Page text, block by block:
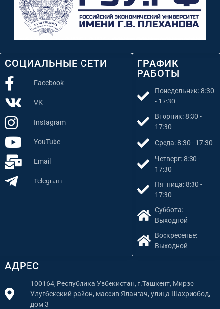
АДРЕС
100164, Республика Узбекистан, г.Ташкент, Мирзо
Улугбекский район, массив Ялангач, улица Шахриобод,
дом 3
ГРАФИК
РАБОТЫ
Понедельник: 8:30
- 17:30
Вторник: 8:30 -
17:30
Среда: 8:30 - 17:30
Четверг: 8:30 -
17:30
Пятница: 8:30 -
17:30
Суббота:
Выходной
Воскресенье:
Выходной
СОЦИАЛЬНЫЕ СЕТИ
Facebook
VK
Instagram
YouTube
Email
Telegram